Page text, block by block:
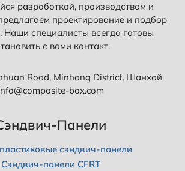
разработкой, производством и
проектирование и подбор
Наши специалисты всегда готовы
с вами контакт.
Road, Minhang District, Шанхай
box.com
Панели
сэндвич-панели
Сэндвич-панели CFRT